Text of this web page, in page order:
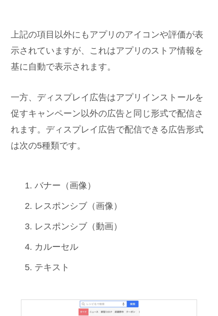
上記の項目以外にもアプリのアイコンや評価が表
示されていますが、これはアプリのストア情報を
基に自動で表示されます。
一方、ディスプレイ広告はアプリインストールを
促すキャンペーン以外の広告と同じ形式で配信さ
れます。ディスプレイ広告で配信できる広告形式
は次の5種類です。
バナー（画像）
レスポンシブ（画像）
レスポンシブ（動画）
カルーセル
テキスト